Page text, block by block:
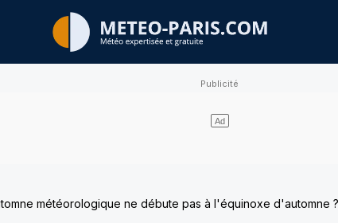
expertisés
météorologique ne débute pas à l'équinoxe d'automne ?